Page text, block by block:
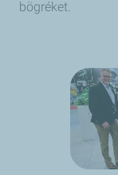
bögréket.